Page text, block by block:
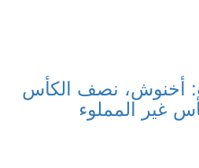
أخنوش، نصف الكأس
غير المملوء